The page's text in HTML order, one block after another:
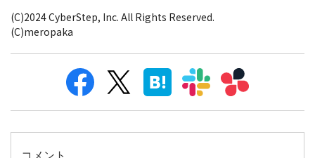
(C)2024 CyberStep, Inc. All Rights Reserved.
(C)meropaka